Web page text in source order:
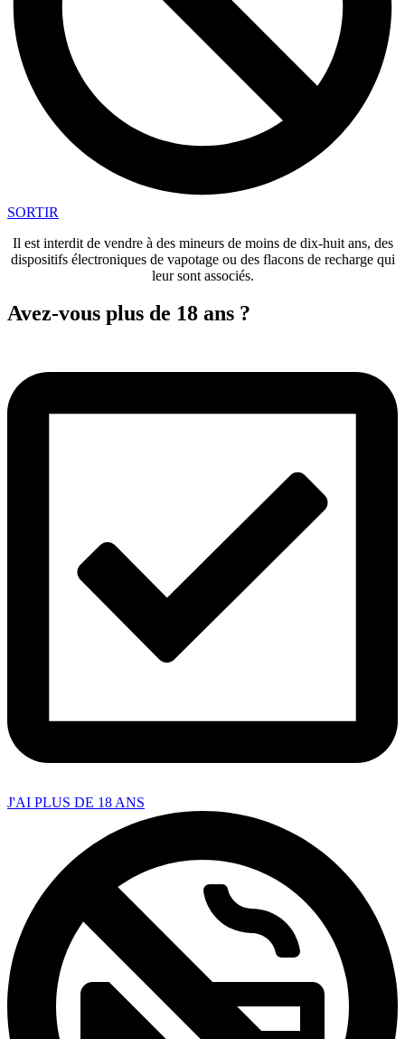
SORTIR
Il est interdit de vendre à des mineurs de moins de dix-huit ans, des
dispositifs électroniques de vapotage ou des flacons de recharge qui
leur sont associés.
Avez-vous plus de 18 ans ?
J'AI PLUS DE 18 ANS